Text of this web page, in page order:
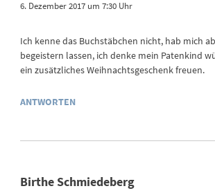
6. Dezember 2017 um 7:30 Uhr
Ich kenne das Buchstäbchen nicht, hab mich
begeistern lassen, ich denke mein Patenkind
ein zusätzliches Weihnachtsgeschenk freuen.
ANTWORTEN
Birthe Schmiedeberg